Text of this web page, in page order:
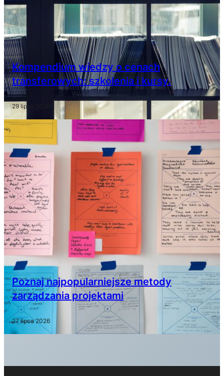
Kompendium wiedzy o cenach
transferowych: szkolenia i kursy.
29 lipca 2026
Poznaj najpopularniejsze metody
zarządzania projektami
27 lipca 2026